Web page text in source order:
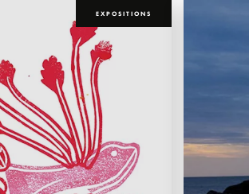
EXPOSITIONS